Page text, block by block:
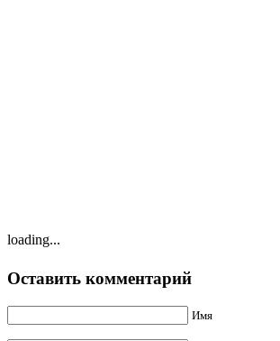
loading...
Оставить комментарий
Имя